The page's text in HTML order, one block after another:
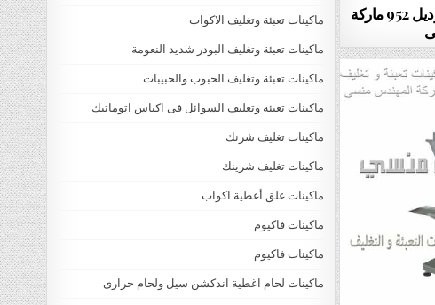
ألة تعبئة بودرة أوتوماتيك موديل 952 ماركة
ماكينات تعبئة وتغليف الاكواب
ماكينات تعبئة وتغليف البودر شديد النعومة
ماكينات تعبئة وتغليف الحبوب والحبيبات
ماكينات تعبئة وتغليف السوائل فى اكياس اتوماتيك
ماكينات تغليف شرنك
ماكينات تغليف شرينك
ماكينات غلق أغطية اكواب
ماكينات فاكيوم
ماكينات فاكيوم
ماكينات لحام اغطية اندكشن سيل ولحام حرارى